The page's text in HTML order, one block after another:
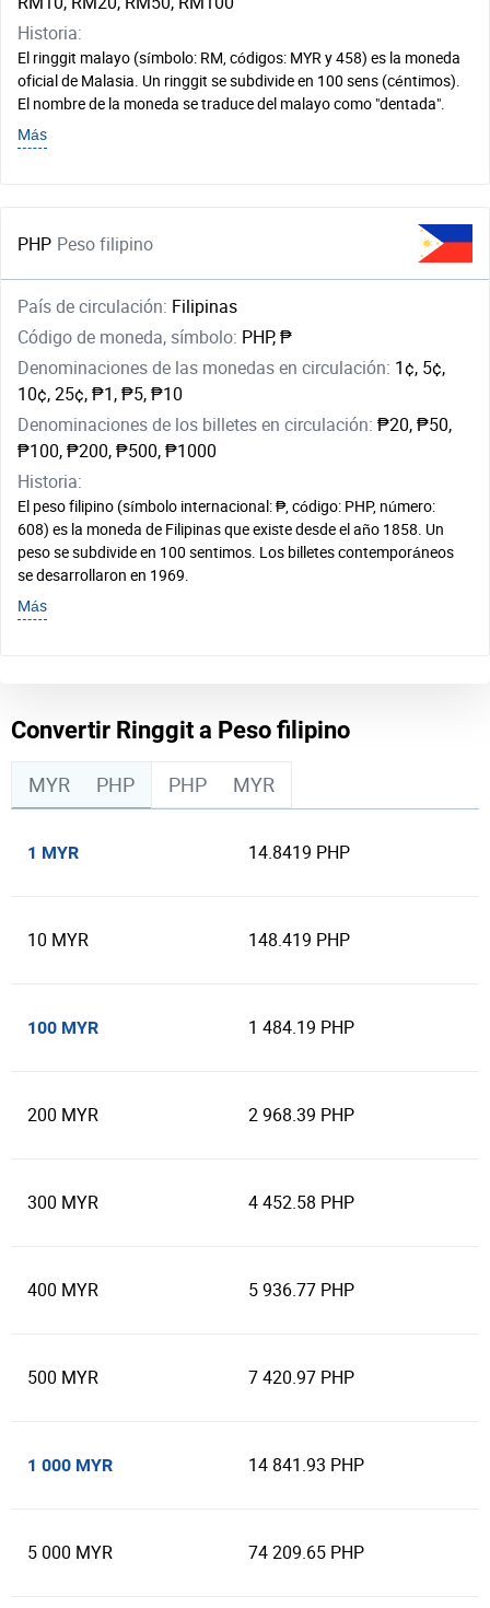
Historia:
El ringgit malayo (símbolo: RM, códigos: MYR y 458) es la moneda
oficial de Malasia. Un ringgit se subdivide en 100 sens (céntimos).
El nombre de la moneda se traduce del malayo como "dentada".
Más
PHP Peso filipino
País de circulación: Filipinas
Código de moneda, símbolo: PHP, ₱
Denominaciones de las monedas en circulación: 1¢, 5¢,
10¢, 25¢, ₱1, ₱5, ₱10
Denominaciones de los billetes en circulación: ₱20, ₱50,
₱100, ₱200, ₱500, ₱1000
Historia:
El peso filipino (símbolo internacional: ₱, código: PHP, número:
608) es la moneda de Filipinas que existe desde el año 1858. Un
peso se subdivide en 100 sentimos. Los billetes contemporáneos
se desarrollaron en 1969.
Más
Convertir Ringgit a Peso filipino
MYR PHP PHP MYR
1 MYR 14.8419 PHP
10 MYR 148.419 PHP
100 MYR 1 484.19 PHP
200 MYR 2 968.39 PHP
300 MYR 4 452.58 PHP
400 MYR 5 936.77 PHP
500 MYR 7 420.97 PHP
1 000 MYR 14 841.93 PHP
5 000 MYR 74 209.65 PHP